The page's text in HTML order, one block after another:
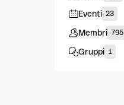
Eventi 23
Membri 795
Gruppi 1